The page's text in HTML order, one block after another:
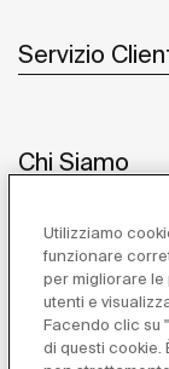
Servizio
Chi Siamo
Ispirazione
Utilizziamo
funzionare
per migliorare
utenti e
Facendo clic su
di questi cookie.